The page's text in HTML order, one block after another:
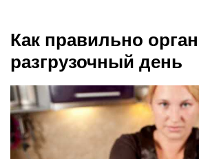
Как правильно
разгрузочный день